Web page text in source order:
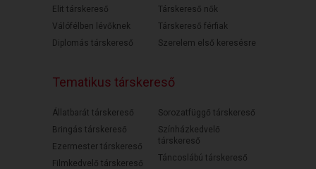
Elit társkereső
Válófélben lévőknek
Diplomás társkereső
Társkereső nők
Társkereső férfiak
Szerelem első keresésre
Tematikus társkereső
Állatbarát társkereső
Bringás társkereső
Ezermester társkereső
Filmkedvelő társkereső
Sorozatfüggő társkereső
Színházkedvelő
társkereső
Táncoslábú társkereső